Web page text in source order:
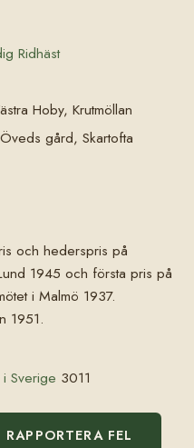
Ridhäst
Hoby, Krutmöllan
gård, Skartofta
och hederspris på
1945 och första pris på
i Malmö 1937.
1951.
Sverige 3011
RAPPORTERA FEL